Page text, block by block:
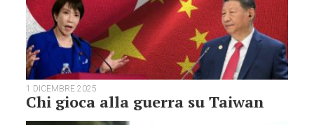
1 DICEMBRE 2025
Chi gioca alla guerra su Taiwan